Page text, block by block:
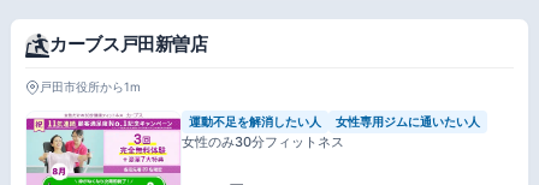
カーブス戸田新曽店
戸田市役所から1m
運動不足を解消したい人 女性専用ジムに通いたい人
女性のみ30分フィットネス